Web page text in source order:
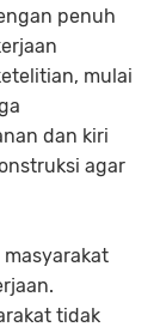
penuh
mulai
dan kiri
agar
masyarakat
tidak